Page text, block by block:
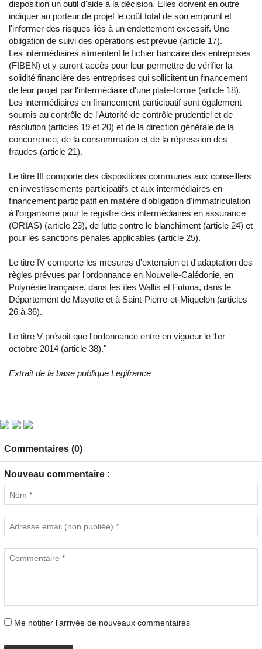
disposition un outil d'aide à la décision. Elles doivent en outre
indiquer au porteur de projet le coût total de son emprunt et
l'informer des risques liés à un endettement excessif. Une
obligation de suivi des opérations est prévue (article 17).
Les intermédiaires alimentent le fichier bancaire des entreprises
(FIBEN) et y auront accès pour leur permettre de vérifier la
solidité financière des entreprises qui sollicitent un financement
de leur projet par l'intermédiaire d'une plate-forme (article 18).
Les intermédiaires en financement participatif sont également
soumis au contrôle de l'Autorité de contrôle prudentiel et de
résolution (articles 19 et 20) et de la direction générale de la
concurrence, de la consommation et de la répression des
fraudes (article 21).
Le titre III comporte des dispositions communes aux conseillers
en investissements participatifs et aux intermédiaires en
financement participatif en matière d'obligation d'immatriculation
à l'organisme pour le registre des intermédiaires en assurance
(ORIAS) (article 23), de lutte contre le blanchiment (article 24) et
pour les sanctions pénales applicables (article 25).
Le titre IV comporte les mesures d'extension et d'adaptation des
règles prévues par l'ordonnance en Nouvelle-Calédonie, en
Polynésie française, dans les îles Wallis et Futuna, dans le
Département de Mayotte et à Saint-Pierre-et-Miquelon (articles
26 à 36).
Le titre V prévoit que l'ordonnance entre en vigueur le 1er
octobre 2014 (article 38)."
Extrait de la base publique Legifrance
Commentaires (0)
Nouveau commentaire :
Me notifier l'arrivée de nouveaux commentaires